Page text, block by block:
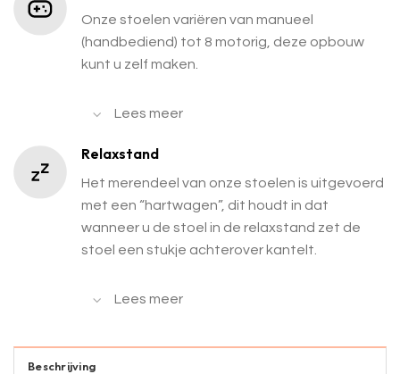
Onze stoelen variëren van manueel
(handbediend) tot 8 motorig, deze opbouw
kunt u zelf maken.
Lees meer
Relaxstand
Het merendeel van onze stoelen is uitgevoerd
met een “hartwagen”, dit houdt in dat
wanneer u de stoel in de relaxstand zet de
stoel een stukje achterover kantelt.
Lees meer
Beschrijving